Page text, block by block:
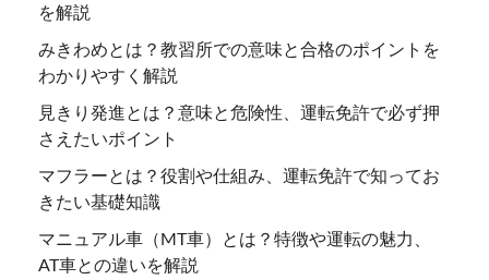
を解説
みきわめとは？教習所での意味と合格のポイントを
わかりやすく解説
見きり発進とは？意味と危険性、運転免許で必ず押
さえたいポイント
マフラーとは？役割や仕組み、運転免許で知ってお
きたい基礎知識
マニュアル車（MT車）とは？特徴や運転の魅力、
AT車との違いを解説